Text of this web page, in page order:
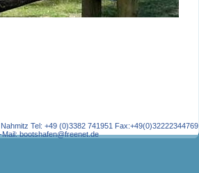
Tel: +49 (0)3382 741951 Fax:+49(0)32222344769
bootshafen@freenet.de